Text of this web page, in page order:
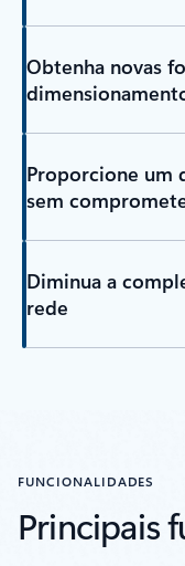
Obtenha novas
Proporcione um
sem
Diminua a
rede
FUNCIONALIDADES
Principais